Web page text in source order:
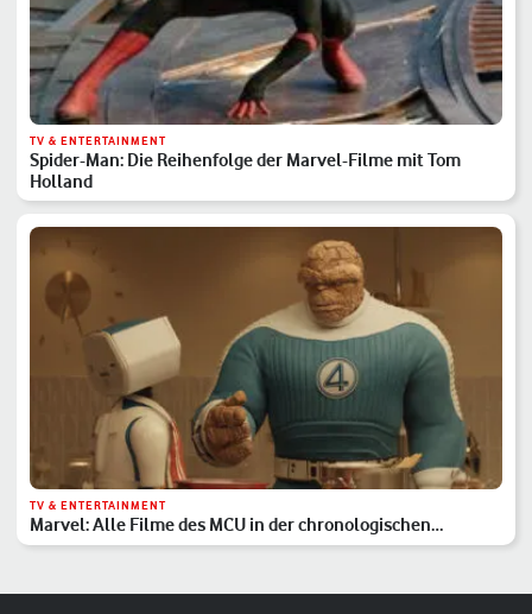
TV & ENTERTAINMENT
Spider-Man: Die Reihenfolge der Marvel-Filme mit Tom
Holland
TV & ENTERTAINMENT
Marvel: Alle Filme des MCU in der chronologischen
Reihenfolge